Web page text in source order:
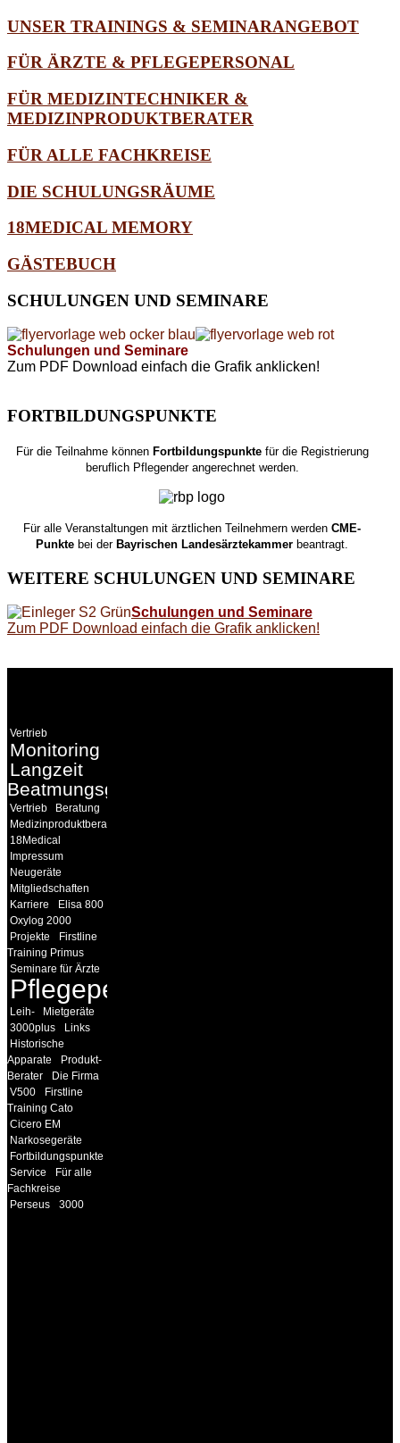
UNSER TRAININGS & SEMINARANGEBOT
FÜR ÄRZTE & PFLEGEPERSONAL
FÜR MEDIZINTECHNIKER &
MEDIZINPRODUKTBERATER
FÜR ALLE FACHKREISE
DIE SCHULUNGSRÄUME
18MEDICAL MEMORY
GÄSTEBUCH
SCHULUNGEN UND SEMINARE
Schulungen und Seminare
Zum PDF Download einfach die Grafik anklicken!
FORTBILDUNGSPUNKTE
Für die Teilnahme könnenFortbildungspunktefür die Registrierung
beruflich Pflegender angerechnet werden.
Für alle Veranstaltungen mit ärztlichen Teilnehmern werdenCME-
Punkte bei derBayrischen Landesärztekammer beantragt.
WEITERE SCHULUNGEN UND SEMINARE
Schulungen und Seminare
Zum PDF Download einfach die Grafik anklicken!
Vertrieb
Monitoring
Langzeit
Beatmungsgeräte
Vertrieb
Beratung
Medizinproduktberater
18Medical
Impressum
Neugeräte
Mitgliedschaften
Karriere
Elisa 800
Oxylog 2000
Projekte
Firstline
Training Primus
Seminare für Ärzte
Pflegepersonal
Leih-
Mietgeräte
3000plus
Links
Historische
Apparate
Produkt-
Berater
Die Firma
V500
Firstline
Training Cato
Cicero EM
Narkosegeräte
Fortbildungspunkte
Service
Für alle
Fachkreise
Perseus
3000